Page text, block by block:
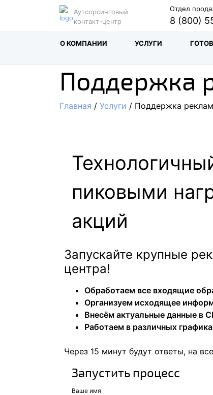
Аутсорсинговый
контакт-центр
Отдел
8 (800)
О КОМПАНИИ УСЛУГИ
Поддержка
Главная / Услуги / Поддержка
пиковыми
акций
Запускайте крупные
центра!
Обработаем все входящие
Организуем исходящее
Внесём актуальные данные в
Работаем в различных
Через 15 минут будут ответы, на
Запустить процесс
Ваше имя